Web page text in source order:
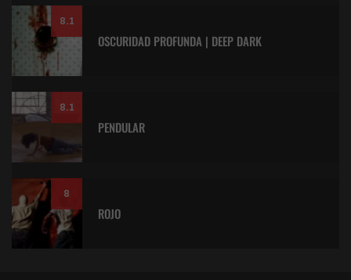
8.1
OSCURIDAD PROFUNDA | DEEP DARK
8.1
PENDULAR
8
ROJO